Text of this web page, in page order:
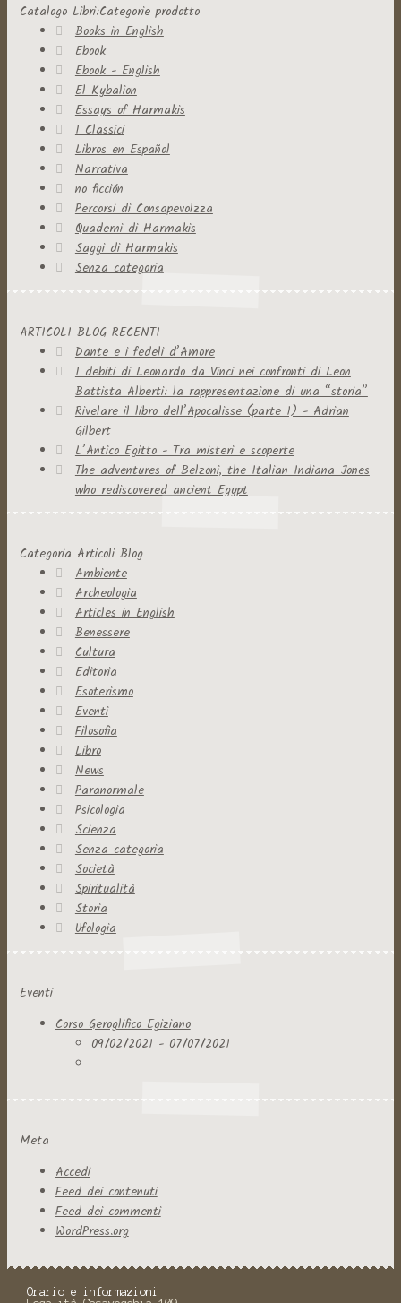
Catalogo Libri:Categorie prodotto
Books in English
Ebook
Ebook - English
El Kybalion
Essays of Harmakis
I Classici
Libros en Español
Narrativa
no ficción
Percorsi di Consapevolzza
Quaderni di Harmakis
Saggi di Harmakis
Senza categoria
ARTICOLI BLOG RECENTI
Dante e i fedeli d’Amore
I debiti di Leonardo da Vinci nei confronti di Leon
Battista Alberti: la rappresentazione di una “storia”
Rivelare il libro dell’Apocalisse (parte 1) - Adrian
Gilbert
L’Antico Egitto - Tra misteri e scoperte
The adventures of Belzoni, the Italian Indiana Jones
who rediscovered ancient Egypt
Categoria Articoli Blog
Ambiente
Archeologia
Articles in English
Benessere
Cultura
Editoria
Esoterismo
Eventi
Filosofia
Libro
News
Paranormale
Psicologia
Scienza
Senza categoria
Società
Spiritualità
Storia
Ufologia
Eventi
Corso Geroglifico Egiziano
09/02/2021 - 07/07/2021
Meta
Accedi
Feed dei contenuti
Feed dei commenti
WordPress.org
Orario e informazioni